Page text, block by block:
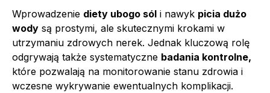
Wprowadzenie diety ubogo sól i nawyk picia dużo
wody są prostymi, ale skutecznymi krokami w
utrzymaniu zdrowych nerek. Jednak kluczową rolę
odgrywają także systematyczne badania kontrolne,
które pozwalają na monitorowanie stanu zdrowia i
wczesne wykrywanie ewentualnych komplikacji.